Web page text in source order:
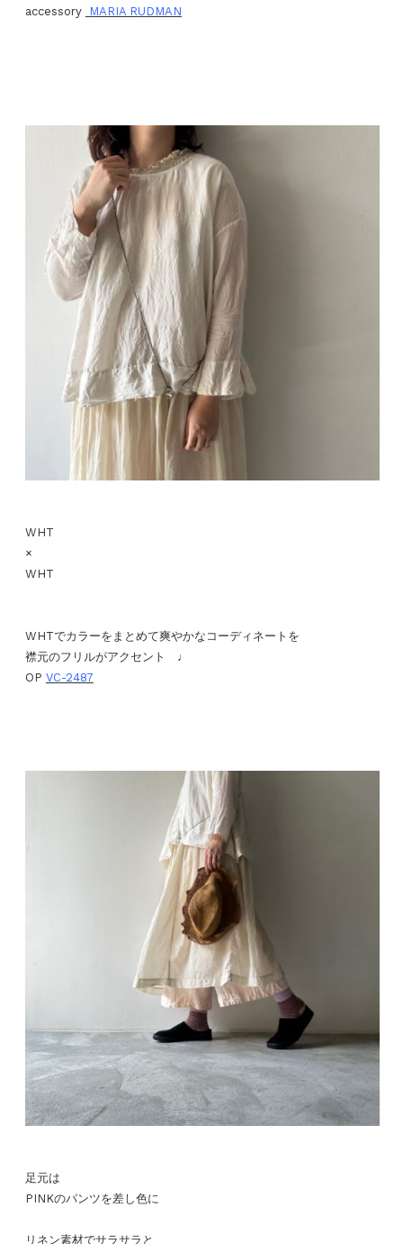
accessory MARIA RUDMAN
WHT
×
WHT
WHTでカラーをまとめて爽やかなコーディネートを
襟元のフリルがアクセント ♩
OP VC-2487
足元は
PINKのパンツを差し色に
リネン素材でサラサラと